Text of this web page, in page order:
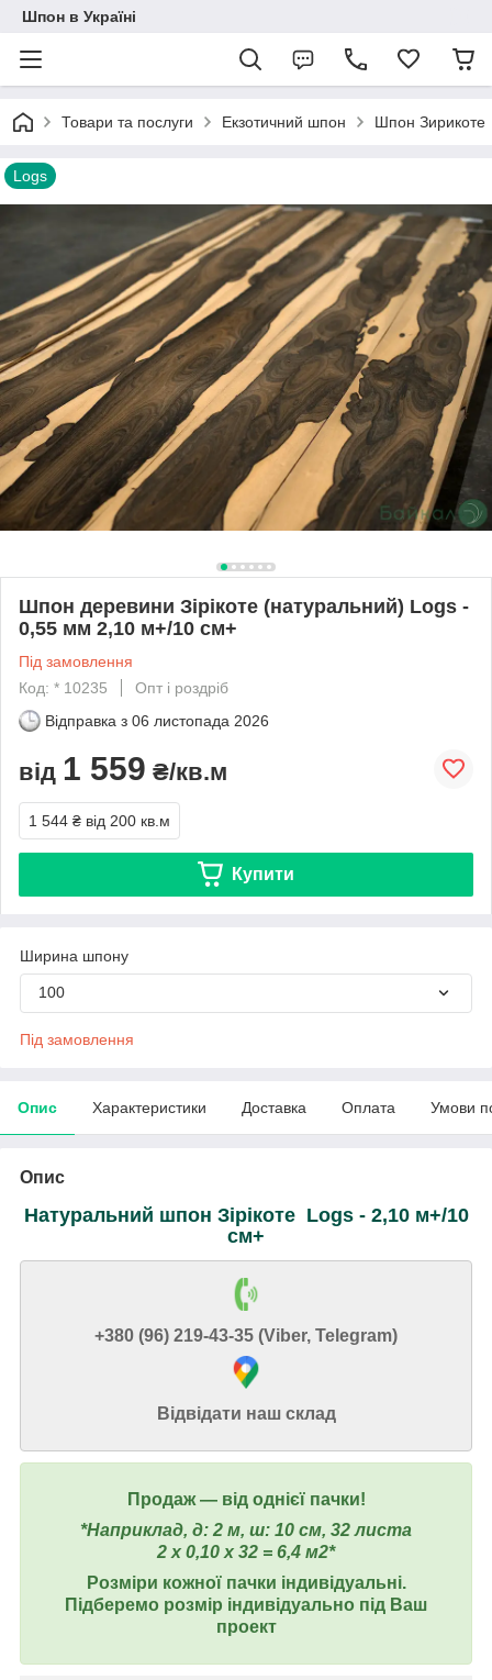
Шпон в Україні
Товари та послуги Екзотичний шпон Шпон Зирикоте
Logs
Шпон деревини Зірікоте (натуральний) Logs -
0,55 мм 2,10 м+/10 см+
Під замовлення
Код: * 10235
Опт і роздріб
Відправка з 06 листопада 2026
від 1 559 ₴/кв.м
1 544 ₴ від 200 кв.м
Купити
Ширина шпону
100
Під замовлення
Опис Характеристики Доставка Оплата Умови
Опис
Натуральний шпон Зірікоте Logs - 2,10 м+/10
см+
+380 (96) 219-43-35 (Viber, Telegram)
Відвідати наш склад
Продаж ― від однієї пачки!
*Наприклад, д: 2 м, ш: 10 см, 32 листа
2 х 0,10 х 32 = 6,4 м2*
Розміри кожної пачки індивідуальні.
Підберемо розмір індивідуально під Ваш
проект